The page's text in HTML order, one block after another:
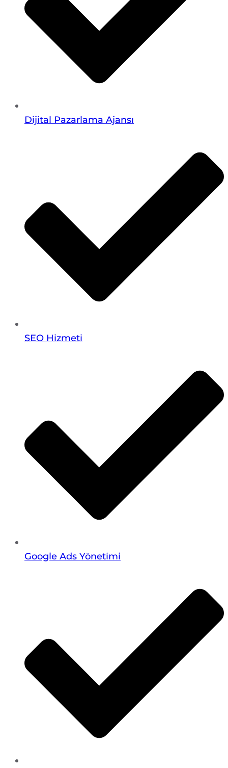
Dijital Pazarlama Ajansı
SEO Hizmeti
Google Ads Yönetimi